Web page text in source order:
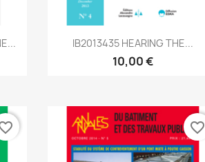
Aperçu rapide
IB2013435 HEARING THE...
10,00 €
favorite_border